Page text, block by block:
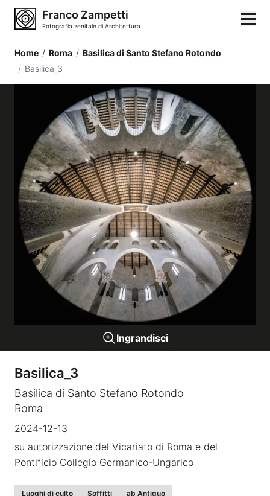
Franco Zampetti
Fotografia zenitale di Architettura
Fotografie
Categorie di edifici
Luoghi
Città
Stili architettonici
Elementi architettonici
Architetti e autori
Gallerie a tema
Sequenze
Tecnica e Biografia
Home / Roma / Basilica di Santo Stefano Rotondo
/ Basilica_3
Ingrandisci
Basilica_3
Basilica di Santo Stefano Rotondo
Roma
2024-12-13
su autorizzazione del Vicariato di Roma e del
Pontificio Collegio Germanico-Ungarico
Luoghi di culto Soffitti ab Antiquo